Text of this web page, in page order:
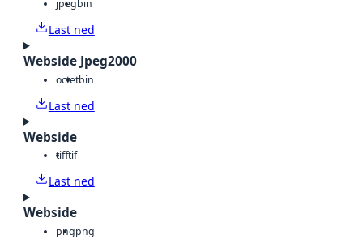
jpegbin
Last ned
Webside Jpeg2000
octetbin
Last ned
Webside
tifftif
Last ned
Webside
pngpng